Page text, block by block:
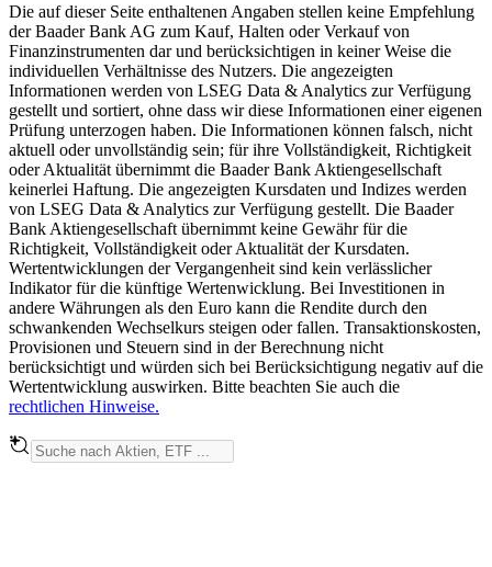
Die auf dieser Seite enthaltenen Angaben stellen keine Empfehlung
der Baader Bank AG zum Kauf, Halten oder Verkauf von
Finanzinstrumenten dar und berücksichtigen in keiner Weise die
individuellen Verhältnisse des Nutzers. Die angezeigten
Informationen werden von LSEG Data & Analytics zur Verfügung
gestellt und sortiert, ohne dass wir diese Informationen einer eigenen
Prüfung unterzogen haben. Die Informationen können falsch, nicht
aktuell oder unvollständig sein; für ihre Vollständigkeit, Richtigkeit
oder Aktualität übernimmt die Baader Bank Aktiengesellschaft
keinerlei Haftung. Die angezeigten Kursdaten und Indizes werden
von LSEG Data & Analytics zur Verfügung gestellt. Die Baader
Bank Aktiengesellschaft übernimmt keine Gewähr für die
Richtigkeit, Vollständigkeit oder Aktualität der Kursdaten.
Wertentwicklungen der Vergangenheit sind kein verlässlicher
Indikator für die künftige Wertenwicklung. Bei Investitionen in
andere Währungen als den Euro kann die Rendite durch den
schwankenden Wechselkurs steigen oder fallen. Transaktionskosten,
Provisionen und Steuern sind in der Berechnung nicht
berücksichtigt und würden sich bei Berücksichtigung negativ auf die
Wertentwicklung auswirken. Bitte beachten Sie auch die
rechtlichen Hinweise.